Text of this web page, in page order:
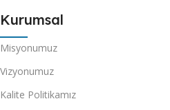
Kurumsal
Misyonumuz
Vizyonumuz
Kalite Politikamız